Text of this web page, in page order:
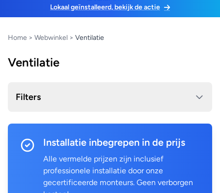
Lokaal geïnstalleerd, bekijk de actie
Home > Webwinkel > Ventilatie
Ventilatie
Filters
Installatie inbegrepen in de prijs
Alle vermelde prijzen zijn inclusief
professionele installatie door onze
gecertificeerde monteurs. Geen verborgen